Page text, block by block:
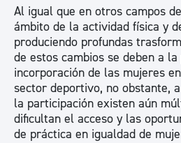
Al igual que en otros campos
ámbito de la actividad física y
produciendo profundas
de estos cambios se deben a
incorporación de las mujeres
sector deportivo, no obstante,
la participación existen aún
dificultan el acceso y las
de práctica en igualdad de